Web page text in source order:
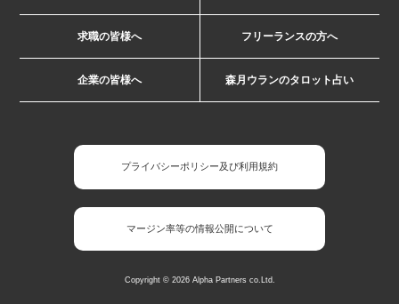
求職の皆様へ フリーランスの方へ
企業の皆様へ 森月ウランのタロット占い
プライバシーポリシー及び利用規約
マージン率等の情報公開について
Copyright © 2026 Alpha Partners co.Ltd.